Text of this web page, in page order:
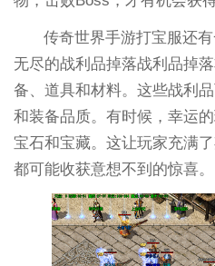
传奇世界手游打宝服还
无尽的战利品掉落战利品掉
备、道具和材料。这些战利
和装备品质。有时候，幸运
宝石和宝藏。这让玩家充满
都可能收获意想不到的惊喜。